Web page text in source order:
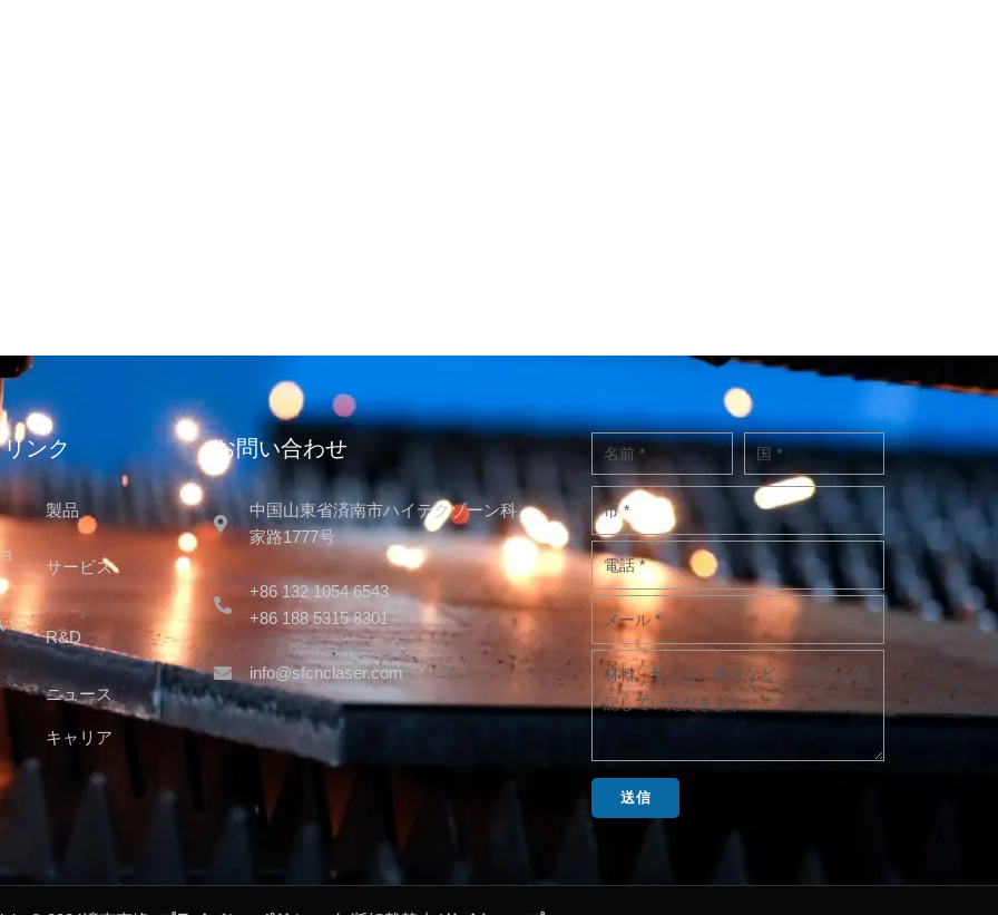
ンク
製品
サービス
R&D
ニュース
キャリア
お問い合わせ
中国山東省済南市ハイテクゾーン科
家路1777号
+86 132 1054 6543
+86 188 5315 8301
info@sfcnclaser.com
送信